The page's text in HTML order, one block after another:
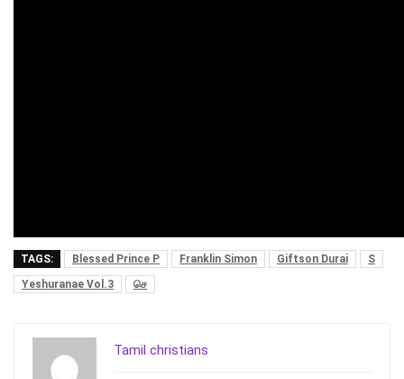
TAGS: Blessed Prince P Franklin Simon Giftson Durai
S
Yeshuranae Vol.3
செ
Tamil christians